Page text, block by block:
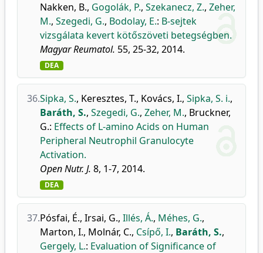
Nakken, B., Gogolák, P., Szekanecz, Z., Zeher,
M., Szegedi, G., Bodolay, E.: B-sejtek
vizsgálata kevert kötőszöveti betegségben.
Magyar Reumatol. 55, 25-32, 2014.
DEA
36.Sipka, S., Keresztes, T., Kovács, I., Sipka, S. i.,
Baráth, S., Szegedi, G., Zeher, M., Bruckner,
G.: Effects of L-amino Acids on Human
Peripheral Neutrophil Granulocyte
Activation.
Open Nutr. J. 8, 1-7, 2014.
DEA
37.Pósfai, É., Irsai, G., Illés, Á., Méhes, G.,
Marton, I., Molnár, C., Csípő, I., Baráth, S.,
Gergely, L.: Evaluation of Significance of